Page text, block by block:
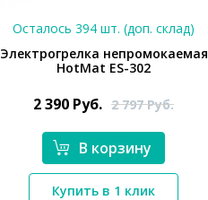
*}
Осталось 394 шт. (доп. склад)
Электрогрелка непромокаемая
HotMat ES-302
2 390 Руб. 2 797Руб.
В корзину
Купить в 1 клик